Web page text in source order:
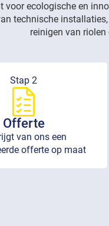
voor ecologische en
technische
reinigen van
Stap 2
Offerte
van ons een
offerte op maat